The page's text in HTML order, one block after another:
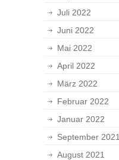
Juli 2022
Juni 2022
Mai 2022
April 2022
März 2022
Februar 2022
Januar 2022
September 2021
August 2021